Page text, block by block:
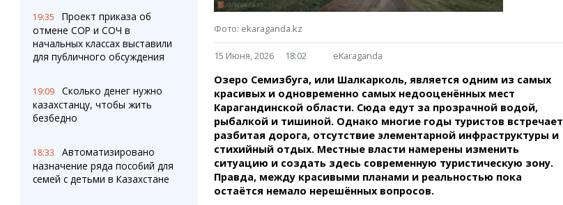
Фото
Видео
3D-тур
Timelapse
Переводчик
Расписание транспорта
Экстренные службы
Каталог компаний
19:35
Проект приказа об
отмене СОР и СОЧ в
начальных классах выставили
для публичного обсуждения
19:09
Сколько денег нужно
казахстанцу, чтобы жить
безбедно
18:33
Автоматизировано
назначение ряда пособий для
семей с детьми в Казахстане
Фото: ekaraganda.kz
15 Июня, 2026 18:02 eKaraganda
Озеро Семизбуга, или Шалкарколь, является одним из самых
красивых и одновременно самых недооценённых мест
Карагандинской области. Сюда едут за прозрачной водой,
рыбалкой и тишиной. Однако многие годы туристов встречает
разбитая дорога, отсутствие элементарной инфраструктуры и
стихийный отдых. Местные власти намерены изменить
ситуацию и создать здесь современную туристическую зону.
Правда, между красивыми планами и реальностью пока
остаётся немало нерешённых вопросов.